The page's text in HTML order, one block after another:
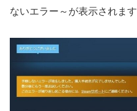
ないエラー～が表示されま